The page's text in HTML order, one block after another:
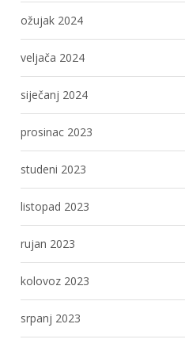
ožujak 2024
veljača 2024
siječanj 2024
prosinac 2023
studeni 2023
listopad 2023
rujan 2023
kolovoz 2023
srpanj 2023